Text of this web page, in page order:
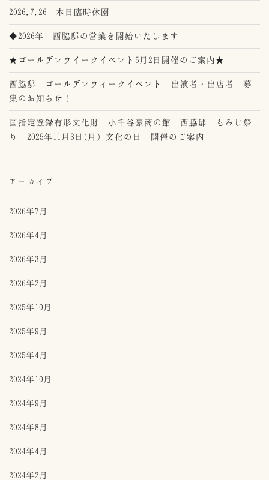
2026.7.26 本日臨時休園
◆2026年 西脇邸の営業を開始いたします
★ゴールデンウイークイベント5月2日開催のご案内★
西脇邸 ゴールデンウィークイベント 出演者・出店者 募
集のお知らせ！
国指定登録有形文化財 小千谷豪商の館 西脇邸 もみじ祭
り 2025年11月3日(月）文化の日 開催のご案内
アーカイブ
2026年7月
2026年4月
2026年3月
2026年2月
2025年10月
2025年9月
2025年4月
2024年10月
2024年9月
2024年8月
2024年4月
2024年2月